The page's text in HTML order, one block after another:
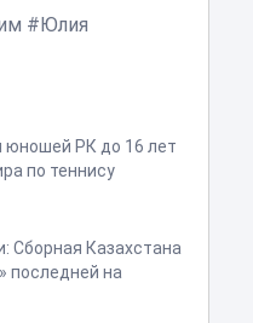
Юлия
юношей РК до 16 лет
по теннису
Сборная Казахстана
последней на